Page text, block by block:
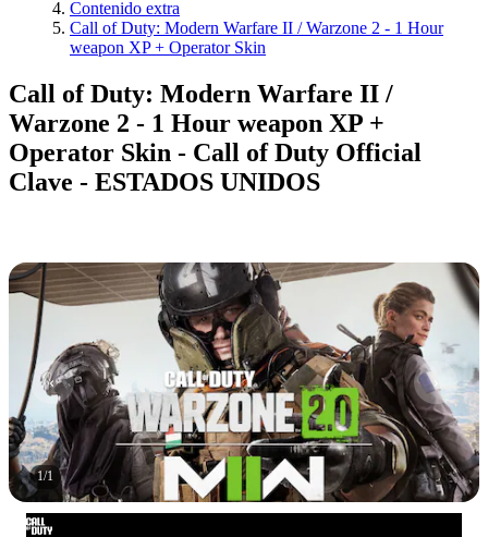
Contenido extra
Call of Duty: Modern Warfare II / Warzone 2 - 1 Hour
weapon XP + Operator Skin
Call of Duty: Modern Warfare II /
Warzone 2 - 1 Hour weapon XP +
Operator Skin - Call of Duty Official
Clave - ESTADOS UNIDOS
1/1